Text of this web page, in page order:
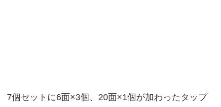
7個セットに6面×3個、20面×1個が加わったタップ